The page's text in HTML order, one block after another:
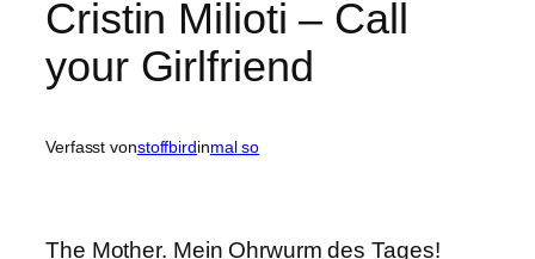
Cristin Milioti – Call
your Girlfriend
Verfasst vonstoffbirdinmal so
The Mother. Mein Ohrwurm des Tages!